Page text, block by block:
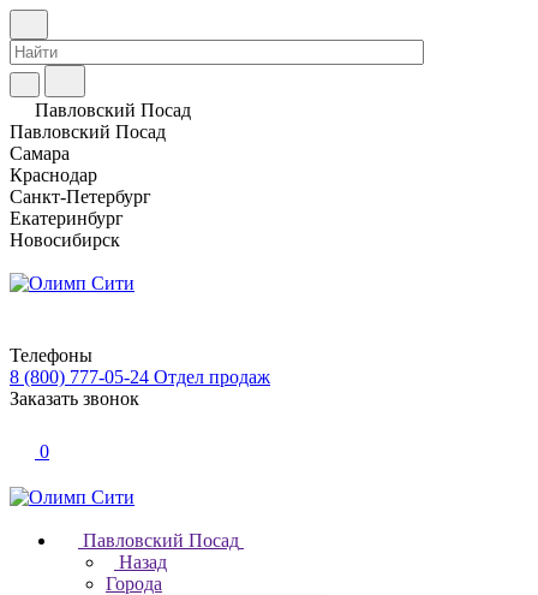
Павловский Посад
Павловский Посад
Самара
Краснодар
Санкт-Петербург
Екатеринбург
Новосибирск
Телефоны
8 (800) 777-05-24 Отдел продаж
Заказать звонок
0
Павловский Посад
Назад
Города